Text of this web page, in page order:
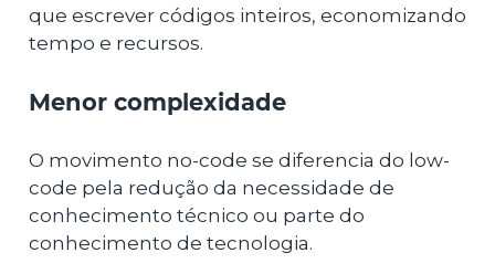
que escrever códigos inteiros, economizando
tempo e recursos.
Menor complexidade
O movimento no-code se diferencia do low-
code pela redução da necessidade de
conhecimento técnico ou parte do
conhecimento de tecnologia.